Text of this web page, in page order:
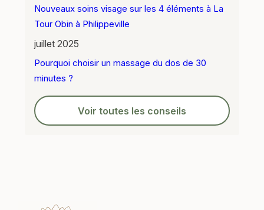
Nouveaux soins visage sur les 4 éléments à La
Tour Obin à Philippeville
juillet 2025
Pourquoi choisir un massage du dos de 30
minutes ?
Voir toutes les conseils